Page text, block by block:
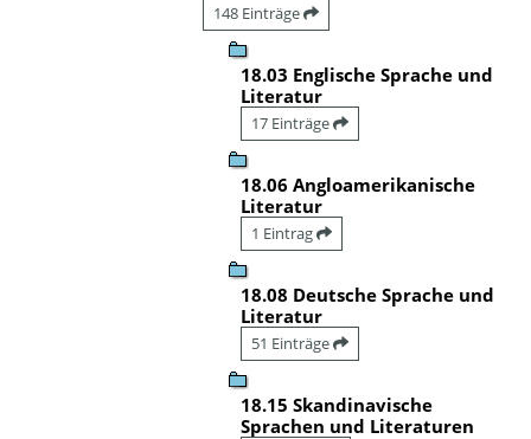
148 Einträge
18.03 Englische Sprache und
Literatur
17 Einträge
18.06 Angloamerikanische
Literatur
1 Eintrag
18.08 Deutsche Sprache und
Literatur
51 Einträge
18.15 Skandinavische
Sprachen und Literaturen